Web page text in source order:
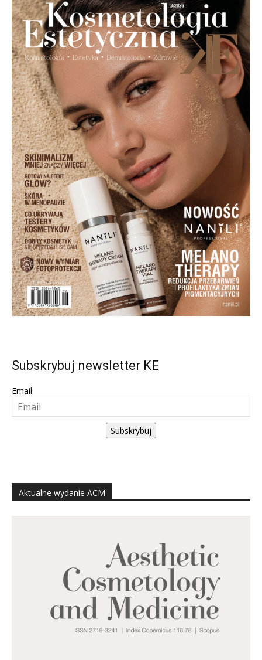
Subskrybuj newsletter KE
Email
Subskrybuj
Aktualne wydanie ACM